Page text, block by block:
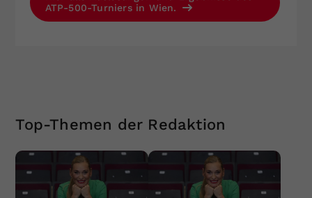
ATP-500-Turniers in Wien.
Top-Themen der Redaktion